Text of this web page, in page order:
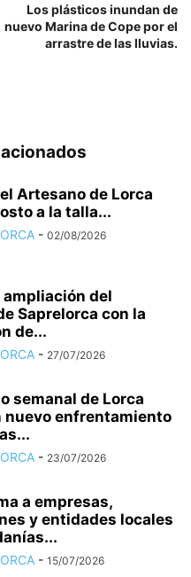
Los plásticos inundan de
nuevo Marina de Cope por el
arrastre de las lluvias.
Artesano de Lorca
a la talla...
- 02/08/2026
ampliación del
Saprelorca con la
de...
- 27/07/2026
semanal de Lorca
nuevo enfrentamiento
- 23/07/2026
a empresas,
y entidades locales
- 15/07/2026